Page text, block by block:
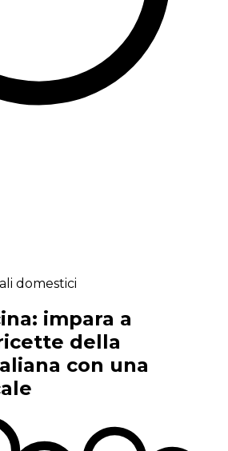
domestici
impara a
della
con una